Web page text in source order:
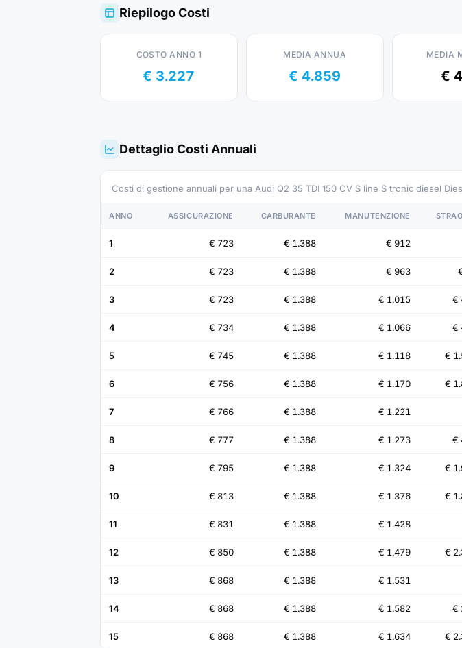
Riepilogo Costi
COSTO ANNO 1
€ 3.227
MEDIA ANNUA
€ 4.859
MEDIA
€
Dettaglio Costi Annuali
Costi di gestione annuali per una Audi Q2 35 TDI 150 CV S line S tronic diesel
ANNO ASSICURAZIONE CARBURANTE MANUTENZIONE
1 € 723 € 1.388 € 912
2 € 723 € 1.388 € 963
3 € 723 € 1.388 € 1.015 €
4 € 734 € 1.388 € 1.066 €
5 € 745 € 1.388 € 1.118 €
6 € 756 € 1.388 € 1.170 €
7 € 766 € 1.388 € 1.221
8 € 777 € 1.388 € 1.273 €
9 € 795 € 1.388 € 1.324 €
10 € 813 € 1.388 € 1.376 €
11 € 831 € 1.388 € 1.428
12 € 850 € 1.388 € 1.479 €
13 € 868 € 1.388 € 1.531
14 € 868 € 1.388 € 1.582 €
15 € 868 € 1.388 € 1.634 €